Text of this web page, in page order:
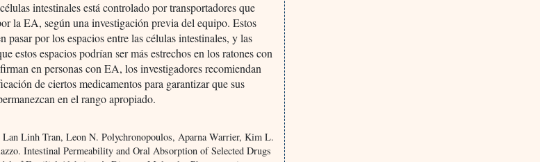
intestinales está controlado por transportadores que
la EA, según una investigación previa del equipo. Estos
pasar por los espacios entre las células intestinales, y las
estos espacios podrían ser más estrechos en los ratones con
en personas con EA, los investigadores recomiendan
de ciertos medicamentos para garantizar que sus
en el rango apropiado.
Linh Tran, Leon N. Polychronopoulos, Aparna Warrier, Kim L.
Intestinal Permeability and Oral Absorption of Selected Drugs